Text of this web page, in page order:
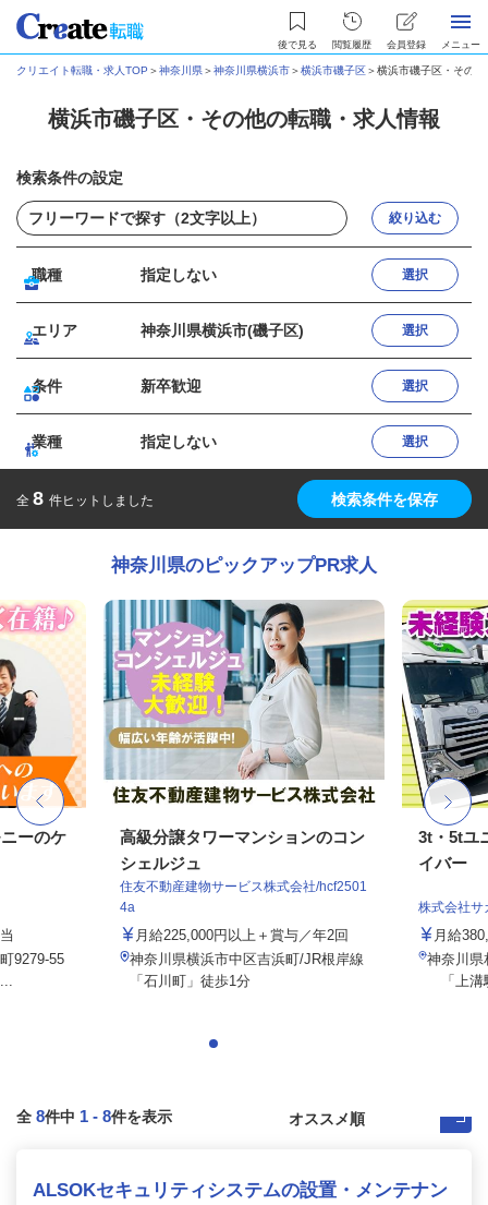
後で見る 閲覧履歴 会員登録 メニュー
クリエイト転職・求人TOP ＞神奈川県＞神奈川県横浜市＞横浜市磯子区＞横浜市磯子区・その
横浜市磯子区・その他の転職・求人情報
検索条件の設定
絞り込む
職種 指定しない 選択
エリア 神奈川県横浜市(磯子区) 選択
条件 新卒歓迎 選択
業種 指定しない 選択
全 8 件ヒットしました 検索条件を保存
神奈川県のピックアップPR求人
ーのケ
9279-55
高級分譲タワーマンションのコン
シェルジュ
住友不動産建物サービス株式会社/hcf2501
4a
月給225,000円以上＋賞与／年2回
神奈川県横浜市中区吉浜町/JR根岸線
「石川町」徒歩1分
3t・5tユ
イバー
株式会社サ
月給
神奈川県
「上溝
全 8件中 1 - 8件を表示
ALSOKセキュリティシステムの設置・メンテナン